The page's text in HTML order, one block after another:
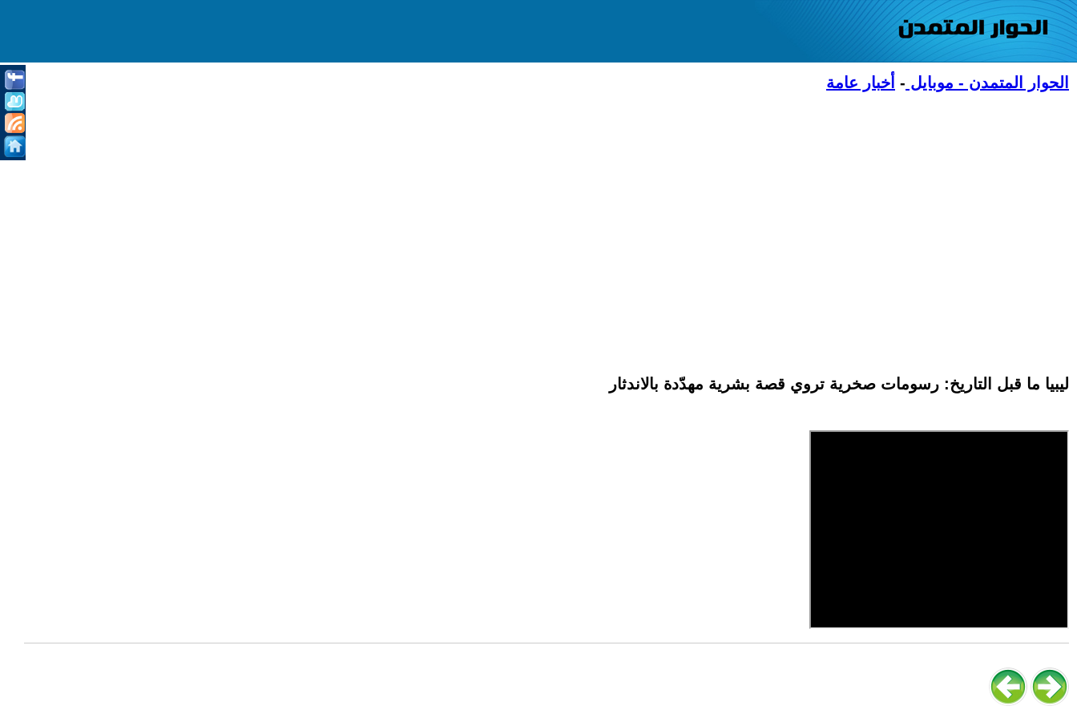
الحوار المتمدن - موبايل - أخبار عامة
ليبيا ما قبل التاريخ: رسومات صخرية تروي قصة بشرية مهدّدة بالاندثار